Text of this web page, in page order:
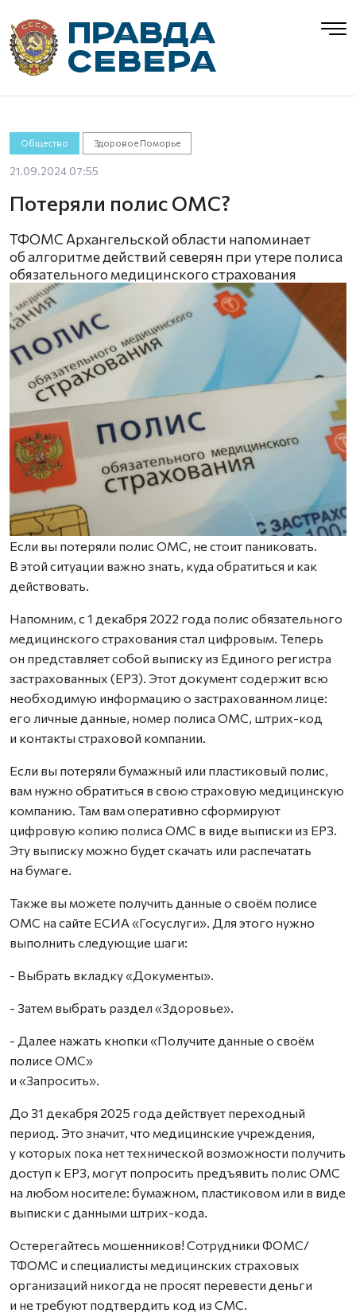
Общество Здоровое Поморье
21.09.2024 07:55
Потеряли полис ОМС?
ТФОМС Архангельской области напоминает
об алгоритме действий северян при утере полиса
обязательного медицинского страхования
Если вы потеряли полис ОМС, не стоит паниковать.
В этой ситуации важно знать, куда обратиться и как
действовать.
Напомним, с 1 декабря 2022 года полис обязательного
медицинского страхования стал цифровым. Теперь
он представляет собой выписку из Единого регистра
застрахованных (ЕРЗ). Этот документ содержит всю
необходимую информацию о застрахованном лице:
его личные данные, номер полиса ОМС, штрих-код
и контакты страховой компании.
Если вы потеряли бумажный или пластиковый полис,
вам нужно обратиться в свою страховую медицинскую
компанию. Там вам оперативно сформируют
цифровую копию полиса ОМС в виде выписки из ЕРЗ.
Эту выписку можно будет скачать или распечатать
на бумаге.
Также вы можете получить данные о своём полисе
ОМС на сайте ЕСИА «Госуслуги». Для этого нужно
выполнить следующие шаги:
- Выбрать вкладку «Документы».
- Затем выбрать раздел «Здоровье».
- Далее нажать кнопки «Получите данные о своём
полисе ОМС»
и «Запросить».
До 31 декабря 2025 года действует переходный
период. Это значит, что медицинские учреждения,
у которых пока нет технической возможности получить
доступ к ЕРЗ, могут попросить предъявить полис ОМС
на любом носителе: бумажном, пластиковом или в виде
выписки с данными штрих-кода.
Остерегайтесь мошенников! Сотрудники ФОМС/
ТФОМС и специалисты медицинских страховых
организаций никогда не просят перевести деньги
и не требуют подтвердить код из СМС.